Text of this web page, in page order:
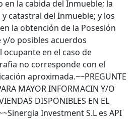
en la cabida del Inmueble; la
catastral del Inmueble; y los
la obtención de la Posesión
y/o posibles acuerdos
ocupante en el caso de
no corresponde con el
aproximada.~~PREGUNTE
MAYOR INFORMACIN Y/O
DISPONIBLES EN EL
Investment S.L es API